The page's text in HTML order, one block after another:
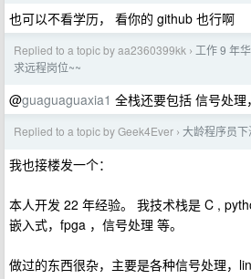
也可以不看学历， 看你的 github 也行啊
Replied to a topic by aa2360399kk › 工作 9 年
求远程岗位~~
@guaguaguaxia1 全栈还要包括 信号处
Replied to a topic by Geek4Ever › 大龄程序员下
我也接楼发一个：
本人开发 22 年经验。 我技术栈是 C ,
嵌入式，fpga ，信号处理 等。
做过的东西很杂，主要是各种信号处理，